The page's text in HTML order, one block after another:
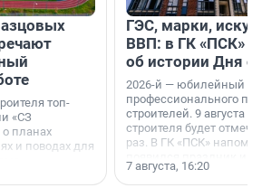
топ-
«СЗ
о планах
и поводах для
ГЭС, марки,
ВВП: в ГК «ПСК»
об истории Дня
2026-й — юбилейный
профессионального
строителей. 9 августа
строителя будет
раз. В ГК «ПСК»
поменялась роль
7 августа, 16:20